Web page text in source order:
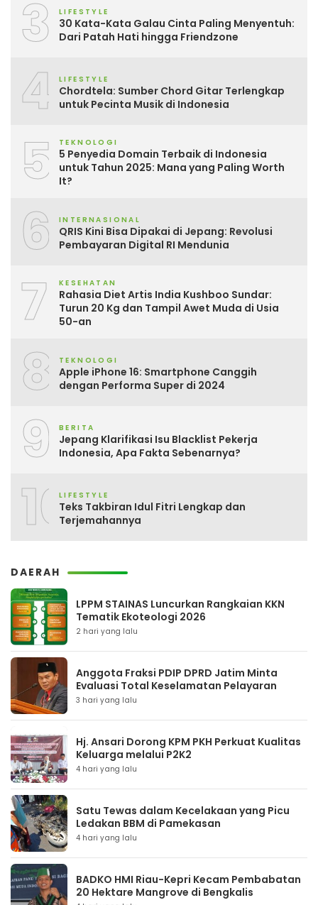
3 LIFESTYLE
30 Kata-Kata Galau Cinta Paling Menyentuh:
Dari Patah Hati hingga Friendzone
4 LIFESTYLE
Chordtela: Sumber Chord Gitar Terlengkap
untuk Pecinta Musik di Indonesia
5 TEKNOLOGI
5 Penyedia Domain Terbaik di Indonesia
untuk Tahun 2025: Mana yang Paling Worth
It?
6 INTERNASIONAL
QRIS Kini Bisa Dipakai di Jepang: Revolusi
Pembayaran Digital RI Mendunia
7 KESEHATAN
Rahasia Diet Artis India Kushboo Sundar:
Turun 20 Kg dan Tampil Awet Muda di Usia
50-an
8 TEKNOLOGI
Apple iPhone 16: Smartphone Canggih
dengan Performa Super di 2024
9 BERITA
Jepang Klarifikasi Isu Blacklist Pekerja
Indonesia, Apa Fakta Sebenarnya?
10LIFESTYLE
Teks Takbiran Idul Fitri Lengkap dan
Terjemahannya
DAERAH
LPPM STAINAS Luncurkan Rangkaian KKN
Tematik Ekoteologi 2026
2 hari yang lalu
Anggota Fraksi PDIP DPRD Jatim Minta
Evaluasi Total Keselamatan Pelayaran
3 hari yang lalu
Hj. Ansari Dorong KPM PKH Perkuat Kualitas
Keluarga melalui P2K2
4 hari yang lalu
Satu Tewas dalam Kecelakaan yang Picu
Ledakan BBM di Pamekasan
4 hari yang lalu
BADKO HMI Riau-Kepri Kecam Pembabatan
20 Hektare Mangrove di Bengkalis